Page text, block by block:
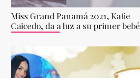
Miss Grand Panamá 2021, Katie
Caicedo, da a luz a su primer bebé